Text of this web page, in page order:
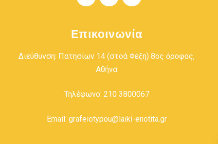
Επικοινωνία
Διεύθυνση: Πατησίων 14 (στοά Φέξη) 8ος όροφος,
Αθήνα
Τηλέφωνο: 210 3800067
Email: grafeiotypou@laiki-enotita.gr